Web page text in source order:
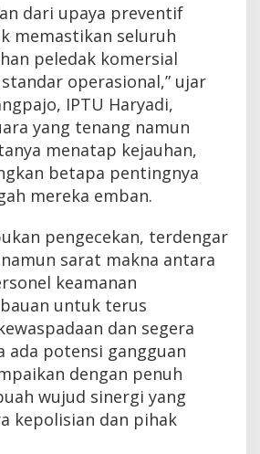
dari upaya preventif
memastikan seluruh
peledak komersial
operasional,” ujar
IPTU Haryadi,
yang tenang namun
menatap kejauhan,
betapa pentingnya
mereka emban.
pengecekan, terdengar
sarat makna antara
keamanan
untuk terus
dan segera
ada potensi gangguan
dengan penuh
wujud sinergi yang
kepolisian dan pihak